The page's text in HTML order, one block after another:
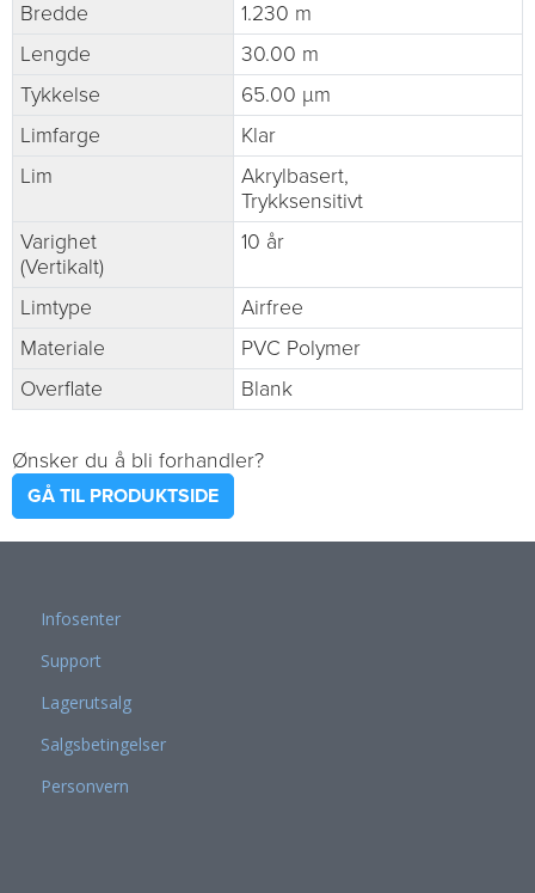
Bredde
1.230 m
Lengde
30.00 m
Tykkelse
65.00 µm
Limfarge
Klar
Lim
Akrylbasert,
Trykksensitivt
Varighet
(Vertikalt)
10 år
Limtype
Airfree
Materiale
PVC Polymer
Overflate
Blank
Ønsker du å bli forhandler?
GÅ TIL PRODUKTSIDE
Infosenter
Support
Lagerutsalg
Salgsbetingelser
Personvern